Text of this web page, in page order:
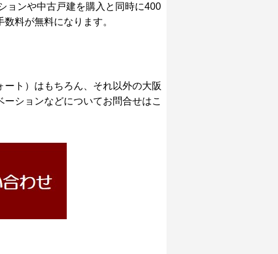
ョンや中古戸建を購入と同時に400
料が無料になります。
ト）はもちろん、それ以外の大阪
ションなどについてお問合せはこ